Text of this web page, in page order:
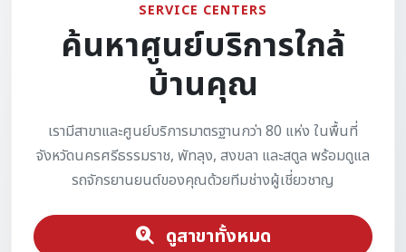
SERVICE CENTERS
ค้นหาศูนย์บริการใกล้
บ้านคุณ
เรามีสาขาและศูนย์บริการมาตรฐานกว่า 80 แห่ง ในพื้นที่
จังหวัดนครศรีธรรมราช, พัทลุง, สงขลา และสตูล พร้อมดูแล
รถจักรยานยนต์ของคุณด้วยทีมช่างผู้เชี่ยวชาญ
ดูสาขาทั้งหมด